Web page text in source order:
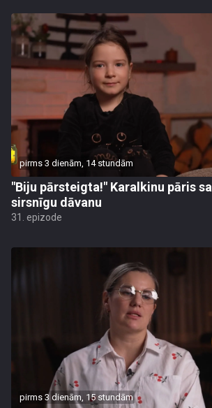
pirms 3 dienām, 14 stundām
"Biju pārsteigta!" Karalkinu pāris
sirsnīgu dāvanu
31. epizode
pirms 3 dienām, 15 stundām